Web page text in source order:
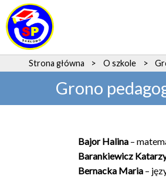
Strona główna > O szkole >
Grono
Bajor Halina –
Barankiewicz
Bernacka Maria –